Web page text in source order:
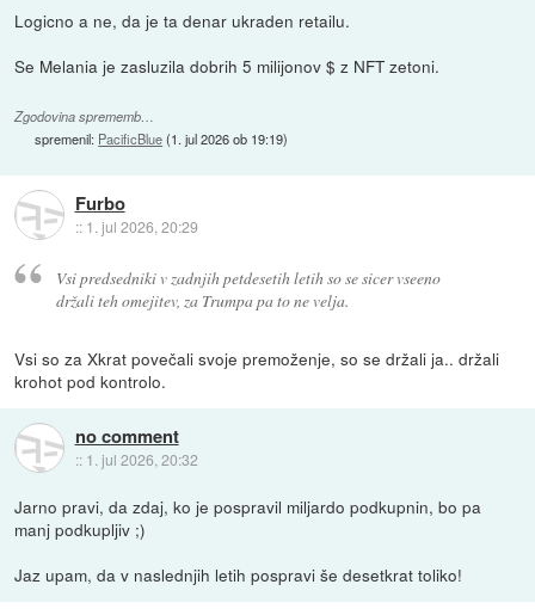
Logicno a ne, da je ta denar ukraden retailu.
Se Melania je zasluzila dobrih 5 milijonov $ z NFT zetoni.
Zgodovina sprememb…
spremenil: PacificBlue(1. jul 2026 ob 19:19)
Furbo
:: 1. jul 2026, 20:29
Vsi predsedniki v zadnjih petdesetih letih so se sicer vseeno
držali teh omejitev, za Trumpa pa to ne velja.
Vsi so za Xkrat povečali svoje premoženje, so se držali ja.. držali
krohot pod kontrolo.
no comment
:: 1. jul 2026, 20:32
Jarno pravi, da zdaj, ko je pospravil miljardo podkupnin, bo pa
manj podkupljiv ;)
Jaz upam, da v naslednjih letih pospravi še desetkrat toliko!